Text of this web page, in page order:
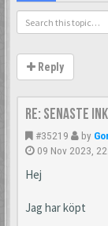
Reply
Re: Senaste
#35219 by
09 Nov 2023,
Hej
Jag har köpt